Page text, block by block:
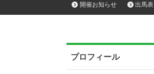
開催お知らせ 出馬表
プロフィール